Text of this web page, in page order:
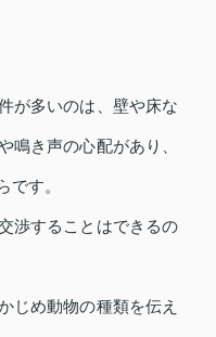
が多いのは、壁や床な
鳴き声の心配があり、
です。
渉することはできるの
じめ動物の種類を伝え